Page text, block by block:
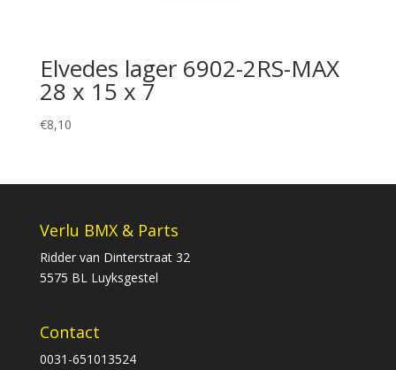
Elvedes lager 6902-2RS-MAX
28 x 15 x 7
€8,10
Verlu BMX & Parts
Ridder van Dinterstraat 32
5575 BL Luyksgestel
Contact
0031-651013524